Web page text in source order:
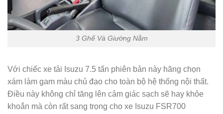
3 Ghế Và Giường Nằm
Với chiếc xe tải Isuzu 7.5 tấn phiên bản này hãng chọn
xám làm gam màu chủ đạo cho toàn bộ hệ thống nội thất.
Điều này không chỉ tăng lên cảm giác sạch sẽ hay khỏe
khoắn mà còn rất sang trọng cho xe Isuzu FSR700